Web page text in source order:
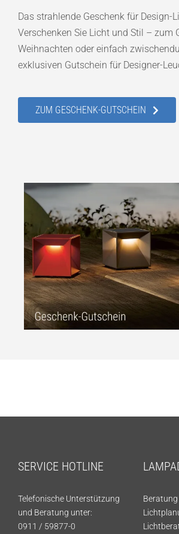
Das strahlende Geschenk für Design-
Verschenken Sie Licht und Stil – zum
Weihnachten oder einfach
exklusiven Gutschein für Designer-
ZUM GESCHENK-GUTSCHEIN
SERVICE HOTLINE
Telefonische Unterstützung
und Beratung unter:
0911 / 59877-0
Beratung